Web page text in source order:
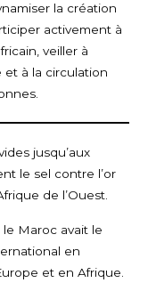
la création
activement à
veiller à
et à la circulation
jusqu’aux
le sel contre l’or
de l’Ouest.
le Maroc avait le
en
et en Afrique.